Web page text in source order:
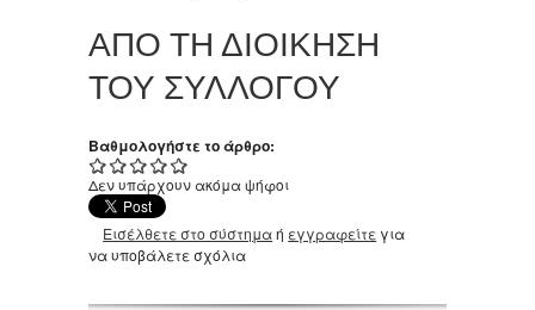
ΑΠΟ ΤΗ ΔΙΟΙΚΗΣΗ
ΤΟΥ ΣΥΛΛΟΓΟΥ
Βαθμολογήστε το άρθρο:
Δεν υπάρχουν ακόμα ψήφοι
Εισέλθετε στο σύστημαή εγγραφείτε για
να υποβάλετε σχόλια